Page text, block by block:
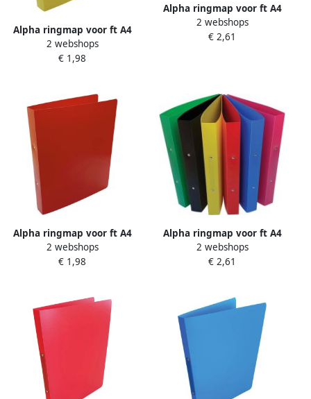
Alpha ringmap voor ft A4
uit PP 2 ringen van 25 mm
geel
2 webshops
€ 1,98
Alpha ringmap voor ft A4
uit PP 2 ringen van 25 mm
geassorteerde transparante
2 webshops
€ 2,61
Alpha ringmap voor ft A4
uit PP 2 ringen van 25 mm
rood
2 webshops
€ 1,98
Alpha ringmap voor ft A4
uit PP 2 ringen van 25 mm
geassorteerde kleuren
2 webshops
€ 2,61